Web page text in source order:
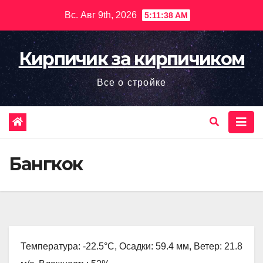
содержимому
Вс. Авг 9th, 2026 5:11:39 AM
Кирпичик за кирпичиком
Все о стройке
Бангкок
Температура: -22.5°C, Осадки: 59.4 мм, Ветер: 21.8